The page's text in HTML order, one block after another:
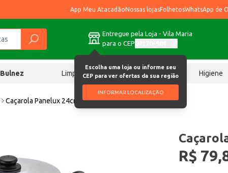
App Meu AtacadãoNossas lojasFolhetosWhatsApp de
Entregue pela Loja - Vila Maria
para o CEP
Escolha uma loja ou informe seu
CEP para ver ofertas da sua região
INFORMAR LOCALIZAÇÃO
Bulnez Limpeza Chocolates Higiene
Caçarola Panelux 24cm Polida un
R$